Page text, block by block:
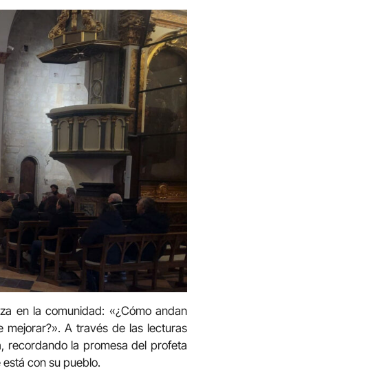
en la comunidad: «¿Cómo andan
mejorar?». A través de las lecturas
recordando la promesa del profeta
con su pueblo.